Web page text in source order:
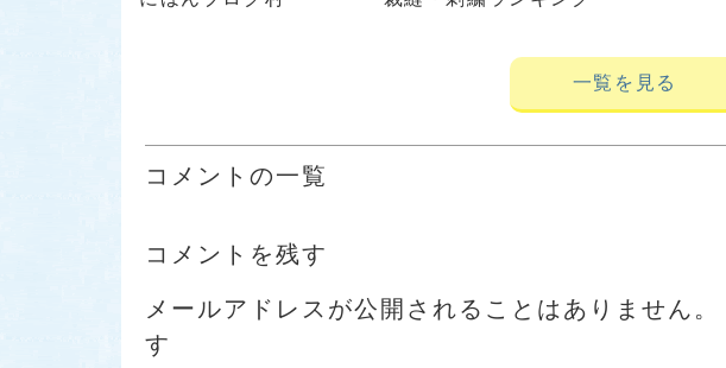
一覧を見る
コメントの一覧
コメントを残す
メールアドレスが公開されることはありません。
す